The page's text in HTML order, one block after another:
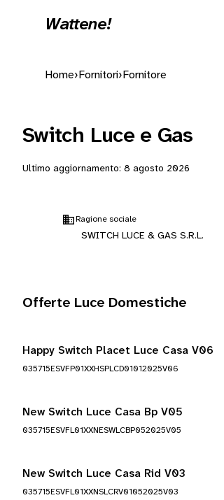
Wattene!
Home› Fornitori› Fornitore
Switch Luce e Gas
Ultimo aggiornamento: 8 agosto 2026
Ragione sociale
SWITCH LUCE & GAS S.R.L.
Offerte Luce Domestiche
Happy Switch Placet Luce Casa V06
035715ESVFP01XXHSPLCD01012025V06
New Switch Luce Casa Bp V05
035715ESVFL01XXNESWLCBP052025V05
New Switch Luce Casa Rid V03
035715ESVFL01XXNSLCRV01052025V03